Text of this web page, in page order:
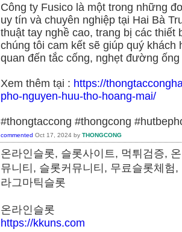
Công ty Fusico là một trong những
uy tín và chuyên nghiệp tại Hai Bà
thuật tay nghề cao, trang bị các thiết
chúng tôi cam kết sẽ giúp quý
quan đến tắc cống, nghẹt đường
Xem thêm tại : https://
pho-nguyen-huu-tho-hoang-mai/
#thongtaccong #thongcong
commented Oct 17, 2024 by THONGCONG
온라인슬롯, 슬롯사이트, 먹튀검증,
뮤니티, 슬롯커뮤니티, 무료슬롯체험
라그마틱슬롯
온라인슬롯
https://kkuns.com